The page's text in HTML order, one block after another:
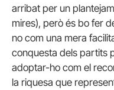
arribat per un
mires), però és bo fer
no com una mera
conquesta dels partits
adoptar-ho com el
la riquesa que